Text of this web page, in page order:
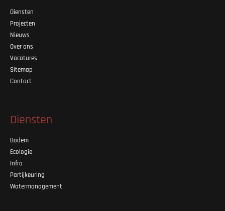
Diensten
Projecten
Nieuws
Over ons
Vacatures
Sitemap
Contact
Diensten
Bodem
Ecologie
Infra
Partijkeuring
Watermanagement